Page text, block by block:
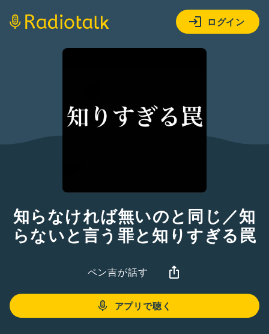
ログイン
知らなければ無いのと同じ／知
らないと言う罪と知りすぎる罠
ペン吉が話す
アプリで聴く